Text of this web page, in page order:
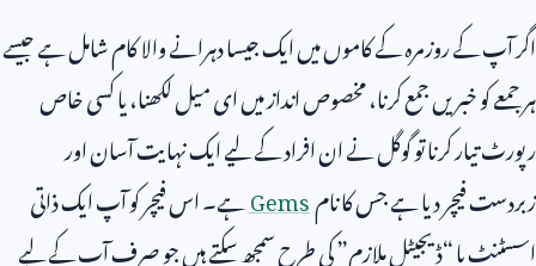
اگر آپ کے روزمرہ کے کاموں میں ایک جیسا دہرانے والا کام شامل ہے جیسے
ہر جمعے کو خبریں جمع کرنا، مخصوص انداز میں ای میل لکھنا، یا کسی خاص
رپورٹ تیار کرنا تو گوگل نے ان افراد کے لیے ایک نہایت آسان اور
زبردست فیچر دیا ہے جس کا نامGemsہے۔ اس فیچر کو آپ ایک ذاتی
اسسٹنٹ یا “ڈیجیٹل ملازم” کی طرح سمجھ سکتے ہیں جو صرف آپ کے لیے